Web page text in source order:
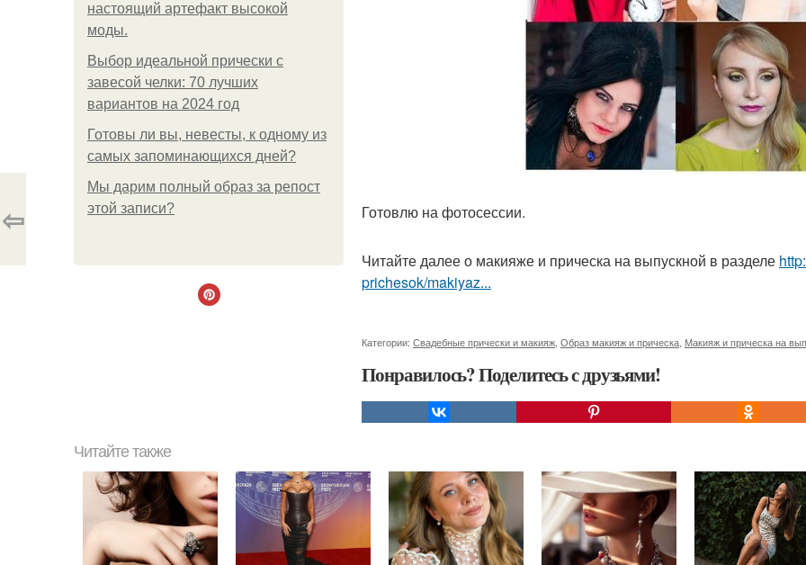
настоящий артефакт высокой
моды.
Выбор идеальной прически с
завесой челки: 70 лучших
вариантов на 2024 год
Готовы ли вы, невесты, к одному из
самых запоминающихся дней?
Мы дарим полный образ за репост
этой записи?
Готовлю на фотосессии.
Читайте далее о макияже и прическа на выпускной в разделе
prichesok/makiyaz...
Категории: Свадебные прически и макияж Образ макияж и прическа Макияж и прическа на
Понравилось? Поделитесь с друзьями!
⇦
Читайте также